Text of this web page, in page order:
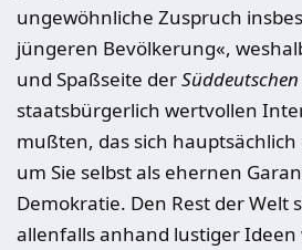
ungewöhnliche Zuspruch
jüngeren Bevölkerung«,
und Spaßseite derSüddeutschen
staatsbürgerlich wertvollen
mußten, das sich
um Sie selbst als ehernen
Demokratie. Den Rest der Welt
allenfalls anhand lustiger Ideen